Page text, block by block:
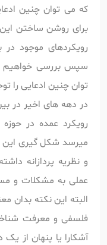
که می توان چنین
برای روشن ساختن
رویکردهای موجود در
سپس بررسی خواهیم
توان چنین ادعایی را
در دهه های اخیر در
رویکرد عمده در
میرسد شکل گیری این
و نظریه پردازانه
عملی به مشکلات و
البته این نکته بدان
فلسفی و معرفت
آشکارا یا پنهان از